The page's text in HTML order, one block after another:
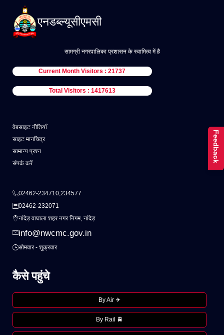
एनडब्ल्यूसीएमसी
सामग्री नगरपालिका प्रशासन के स्वामित्व में है
Current Month Visitors : 21737
Total Visitors : 1417613
वेबसाइट नीतियाँ
साइट मानचित्र
सामान्य प्रश्न
संपर्क करें
02462-234710,234577
02462-232071
नांदेड़ वाघाला शहर नगर निगम, नांदेड़
info@nwcmc.gov.in
सोमवार - शुक्रवार
कैसे पहुंचे
By Air ✈
By Rail 🚆
Feedback